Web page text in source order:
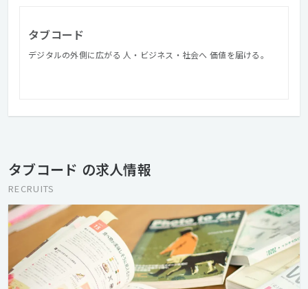
タブコード
デジタルの外側に広がる 人・ビジネス・社会へ 価値を届ける。
タブコード の求人情報
RECRUITS